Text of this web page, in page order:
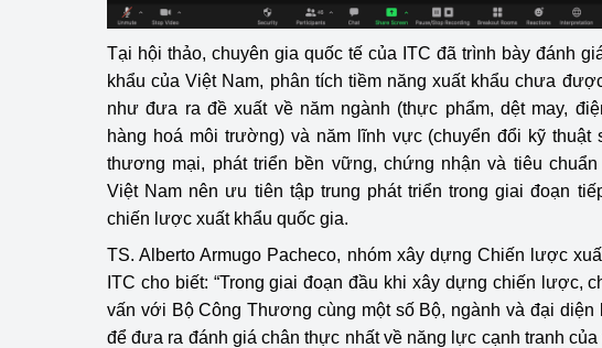
Bảo vệ môi trường Video bảo vệ
Album ảnh
Văn bản về
Đọc báo
Bảo vệ nền tảng tư tưởng của
Doanh nghiệp - Người dân
Xúc tiến thương mại Khu vực
Khu vực
Khu vực
Thị trường nước ngoàiHiệp định
Thị trường
Thị trường
Thị trường trong nước
Ngành Công Thương đưa nghị
Đại hội XIV của Đảng vào cuộc
Tại hội thảo, chuyên gia quốc tế của ITC đã trình bày đánh
khẩu của Việt Nam, phân tích tiềm năng xuất khẩu chưa
như đưa ra đề xuất về năm ngành (thực phẩm, dệt may,
hàng hoá môi trường) và năm lĩnh vực (chuyển đổi kỹ thuật
thương mại, phát triển bền vững, chứng nhận và tiêu
Việt Nam nên ưu tiên tập trung phát triển trong giai đoạn
chiến lược xuất khẩu quốc gia.
TS. Alberto Armugo Pacheco, nhóm xây dựng Chiến lược
ITC cho biết: “Trong giai đoạn đầu khi xây dựng chiến lược,
vấn với Bộ Công Thương cùng một số Bộ, ngành và đại diện
để đưa ra đánh giá chân thực nhất về năng lực cạnh tranh